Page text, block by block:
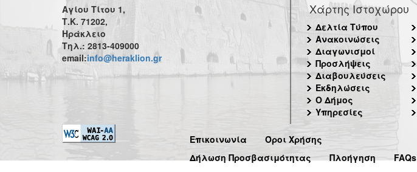
Αγίου Τίτου 1,
Τ.Κ. 71202,
Ηράκλειο
Τηλ.: 2813-409000
email:info@heraklion.gr
Χάρτης Ιστοχώρου
Δελτία Τύπου
Ανακοινώσεις
Διαγωνισμοί
Προσλήψεις
Διαβουλεύσεις
Εκδηλώσεις
Ο Δήμος
Υπηρεσίες
Επικοινωνία
Όροι Χρήσης
Δήλωση Προσβασιμότητας
Πλοήγηση FAQs